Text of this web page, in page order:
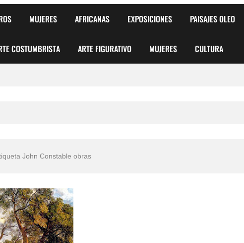
MUJERES AFRICANAS EXPOSICIONES PAISAJES OLEO
COSTUMBRISTA ARTE FIGURATIVO MUJERES CULTURA
Arte al Óleo
de Hollywood Más Bellas del Mundo
negras africanas?
surrealista
John Constable obras